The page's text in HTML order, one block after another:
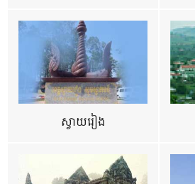
ស្វាយរៀង